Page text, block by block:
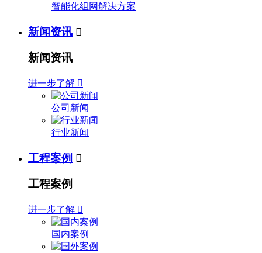
智能化组网解决方案
新闻资讯 
新闻资讯
进一步了解 
公司新闻
行业新闻
工程案例 
工程案例
进一步了解 
国内案例